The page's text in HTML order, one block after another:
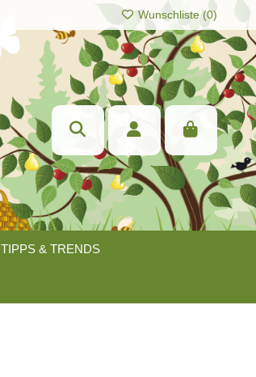
Wunschliste (0)
TIPPS & TRENDS